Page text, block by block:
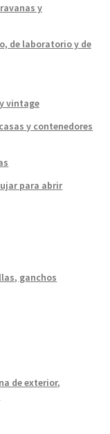
y
de laboratorio y de
vintage
y contenedores
para abrir
ganchos
de exterior,